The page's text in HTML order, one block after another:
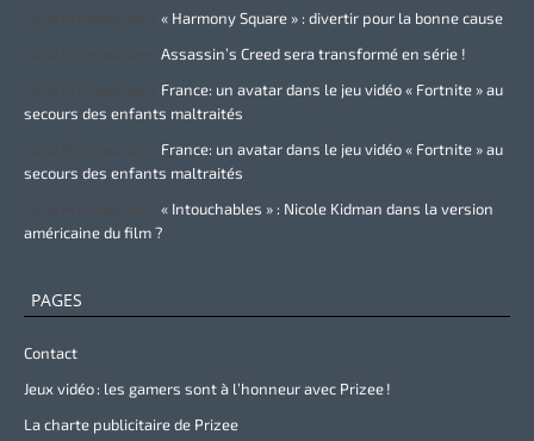
« Harmony Square » : divertir pour la bonne cause
Assassin’s Creed sera transformé en série !
France: un avatar dans le jeu vidéo « Fortnite » au
secours des enfants maltraités
France: un avatar dans le jeu vidéo « Fortnite » au
secours des enfants maltraités
« Intouchables » : Nicole Kidman dans la version
américaine du film ?
PAGES
Contact
Jeux vidéo : les gamers sont à l’honneur avec Prizee !
La charte publicitaire de Prizee